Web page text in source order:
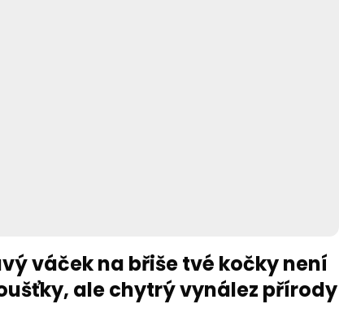
váček na břiše tvé kočky není
ale chytrý vynález přírody